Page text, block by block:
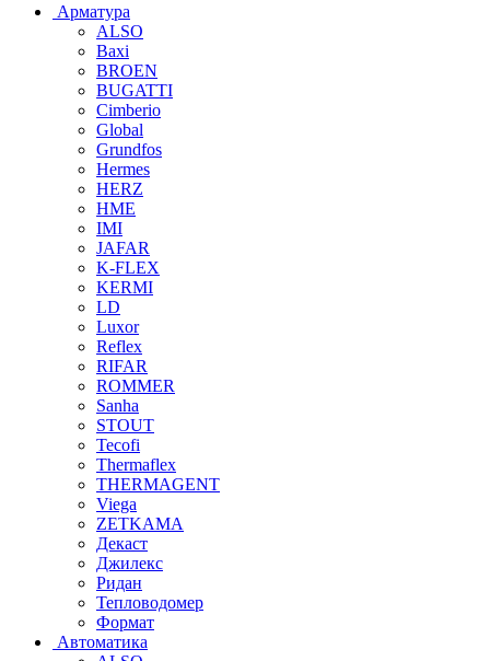
Арматура
ALSO
Baxi
BROEN
BUGATTI
Cimberio
Global
Grundfos
Hermes
HERZ
HME
IMI
JAFAR
K-FLEX
KERMI
LD
Luxor
Reflex
RIFAR
ROMMER
Sanha
STOUT
Tecofi
Thermaflex
THERMAGENT
Viega
ZETKAMA
Декаст
Джилекс
Ридан
Тепловодомер
Формат
Автоматика